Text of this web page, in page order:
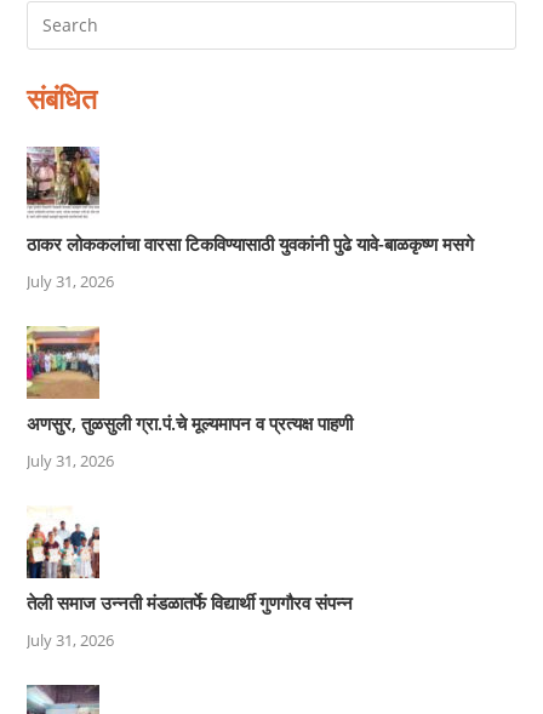
संबंधित
ठाकर लोककलांचा वारसा टिकविण्यासाठी युवकांनी पुढे यावे-बाळकृष्ण मसगे
July 31, 2026
अणसुर, तुळसुली ग्रा.पं.चे मूल्यमापन व प्रत्यक्ष पाहणी
July 31, 2026
तेली समाज उन्नती मंडळातर्फे विद्यार्थी गुणगौरव संपन्न
July 31, 2026